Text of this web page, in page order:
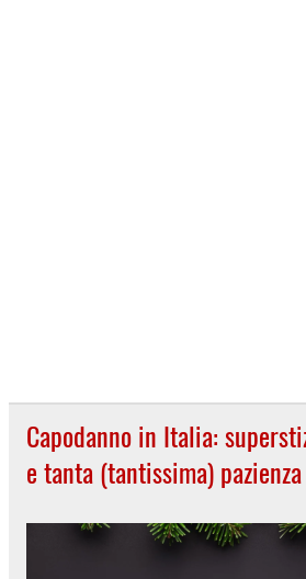
Capodanno in Italia:
e tanta (tantissima) pazienza